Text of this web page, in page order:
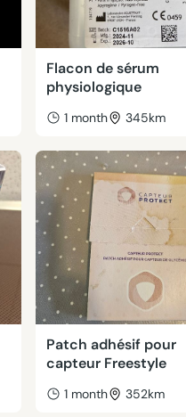
Flacon de sérum
physiologique
1 month 345km
Patch adhésif pour
capteur Freestyle
1 month 352km